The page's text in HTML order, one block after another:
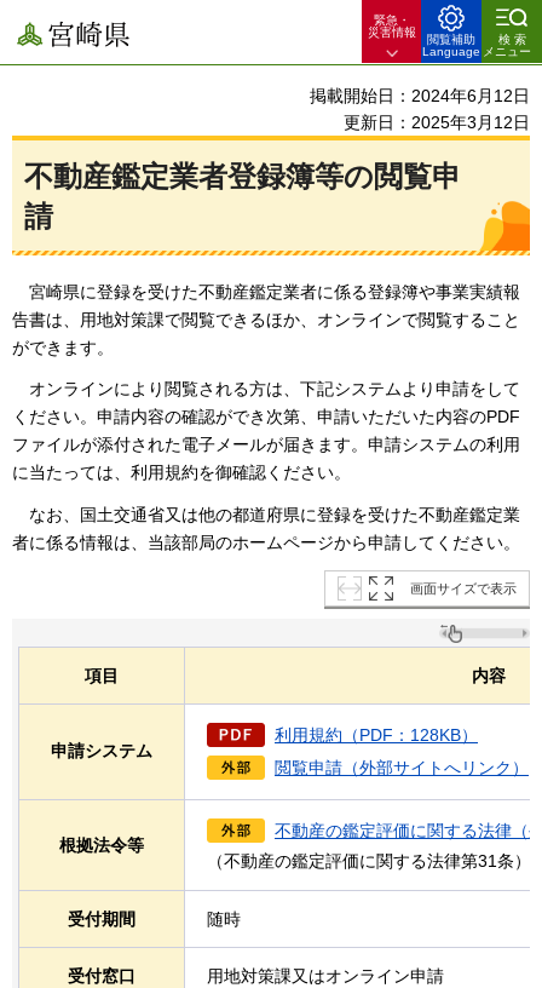
宮崎県
緊急・
災害情報
閲覧補助
Language
検索
メニュー
掲載開始日：2024年6月12日
更新日：2025年3月12日
不動産鑑定業者登録簿等の閲覧申
請
宮崎県に登録を受けた不動産鑑定業者に係る登録簿や事業実績報
告書は、用地対策課で閲覧できるほか、オンラインで閲覧すること
ができます。
オンラインにより閲覧される方は、下記システムより申請をして
ください。 申請内容の確認ができ次第、申請いただいた内容のPDF
ファイルが添付された電子メールが届きます。申請システムの利用
に当たっては、利用規約を御確認ください。
なお、国土交通省又は他の都道府県に登録を受けた不動産鑑定業
者に係る情報は、当該部局のホームページから申請してください。
画面サイズで表示
項目 内容
申請システム
利用規約（PDF：128KB）
閲覧申請（外部サイトへリンク）
根拠法令等
不動産の鑑定評価に関する法律（
（不動産の鑑定評価に関する法律第31条）
受付期間 随時
受付窓口 用地対策課又はオンライン申請